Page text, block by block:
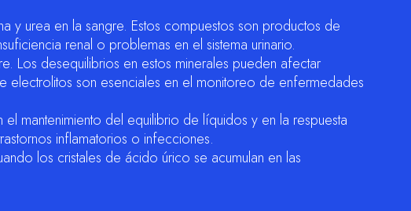
y urea en la sangre. Estos compuestos son productos de
renal o problemas en el sistema urinario.
Los desequilibrios en estos minerales pueden afectar
son esenciales en el monitoreo de enfermedades
mantenimiento del equilibrio de líquidos y en la respuesta
inflamatorios o infecciones.
los cristales de ácido úrico se acumulan en las